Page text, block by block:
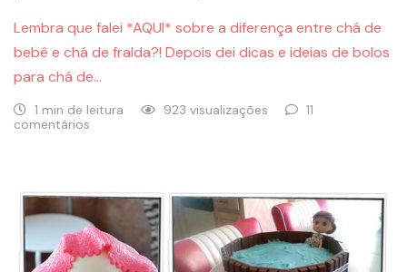
Lembra que falei *AQUI* sobre a diferença entre chá de
bebê e chá de fralda?! Depois dei dicas e ideias de bolos
para chá de…
1 min de leitura 923 visualizações
11
comentários